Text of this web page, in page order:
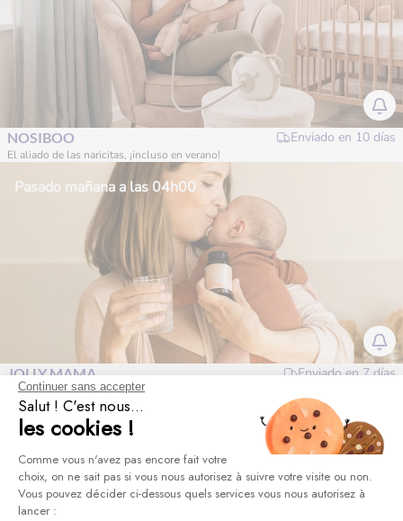
Continuer sans accepter
Salut ! C'est nous...
les cookies !
Plateforme de Gestion du
Comme vous n'avez pas encore fait votre
choix, on ne sait pas si vous nous autorisez à suivre votre visite ou non.
Vous pouvez décider ci-dessous quels services vous nous autorisez à
lancer :
NOSIBOO Enviado en 10 días
El aliado de las naricitas, ¡incluso en verano!
Pasado mañana a las 04h00
JOLLY MAMA Enviado en 7 días
El experto en nutrición de la maternidad
Empieza el 10 août a las 04h00